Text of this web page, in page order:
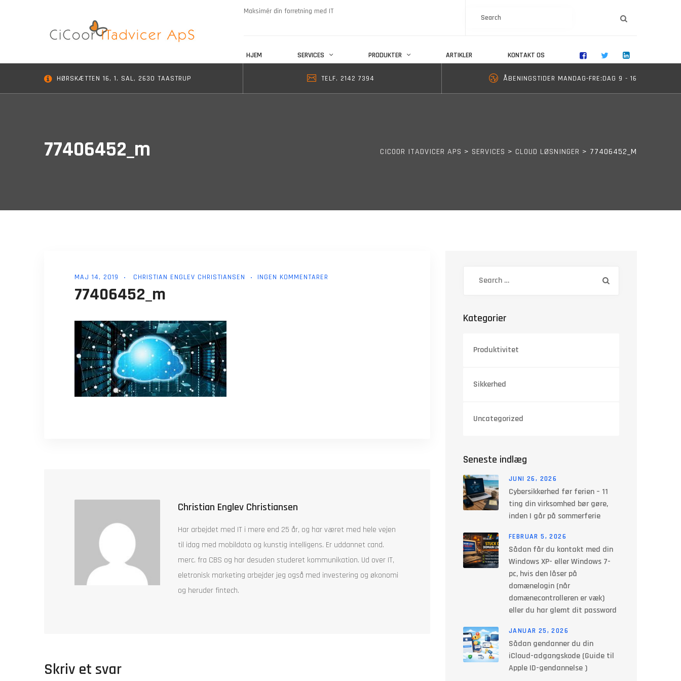
Maksimér din forretning med IT
SEARCH
HJEM SERVICES PRODUKTER ARTIKLER KONTAKT OS
HØRSKÆTTEN 16, 1. SAL, 2630 TAASTRUP TELF. 2142 7394 ÅBENINGSTIDER MANDAG-FRE:DAG 9 - 16
77406452_m CICOOR ITADVICER APS > SERVICES > CLOUD LØSNINGER > 77406452_M
MAJ 14, 2019 CHRISTIAN ENGLEV CHRISTIANSEN INGEN KOMMENTARER
77406452_m
Christian Englev Christiansen
Har arbejdet med IT i mere end 25 år, og har været med hele vejen
til idag med mobildata og kunstig intelligens. Er uddannet cand.
merc. fra CBS og har desuden studeret kommunikation. Ud over IT,
eletronisk marketing arbejder jeg også med investering og økonomi
og heruder fintech.
Skriv et svar
Kategorier
Produktivitet
Sikkerhed
Uncategorized
Seneste indlæg
JUNI 26, 2026
Cybersikkerhed før ferien – 11
ting din virksomhed bør gøre,
inden I går på sommerferie
FEBRUAR 5, 2026
Sådan får du kontakt med din
Windows XP- eller Windows 7-
pc, hvis den låser på
domænelogin (når
domænecontrolleren er væk)
eller du har glemt dit password
JANUAR 25, 2026
Sådan gendanner du din
iCloud-adgangskode (Guide til
Apple ID-gendannelse )